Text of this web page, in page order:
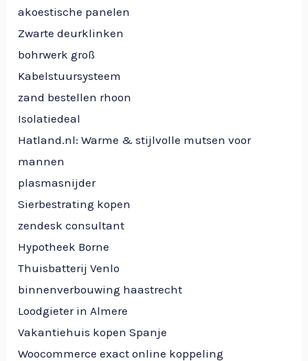
akoestische panelen
Zwarte deurklinken
bohrwerk groß
Kabelstuursysteem
zand bestellen rhoon
Isolatiedeal
Hatland.nl: Warme & stijlvolle mutsen voor
mannen
plasmasnijder
Sierbestrating kopen
zendesk consultant
Hypotheek Borne
Thuisbatterij Venlo
binnenverbouwing haastrecht
Loodgieter in Almere
Vakantiehuis kopen Spanje
Woocommerce exact online koppeling